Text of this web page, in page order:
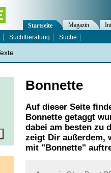
Bonnette
Auf dieser Seite
Bonnette getaggt
dabei am besten zu
zeigt Dir außerdem,
mit " Bonnette"
Startseite Magazin
Suchtberatung Suche